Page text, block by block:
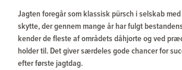
Jagten foregår som klassisk pürsch i selskab
skytte, der gennem mange år har fulgt
kender de fleste af områdets dåhjorte og ved
holder til. Det giver særdeles gode chancer for
efter første jagtdag.